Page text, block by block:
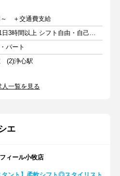
～ ＋交通費支給
週1日以上 1日3時間以上 シフト自由・自己申告
パート
(2)浄心駅
一覧を見る
エ
ィール小牧店